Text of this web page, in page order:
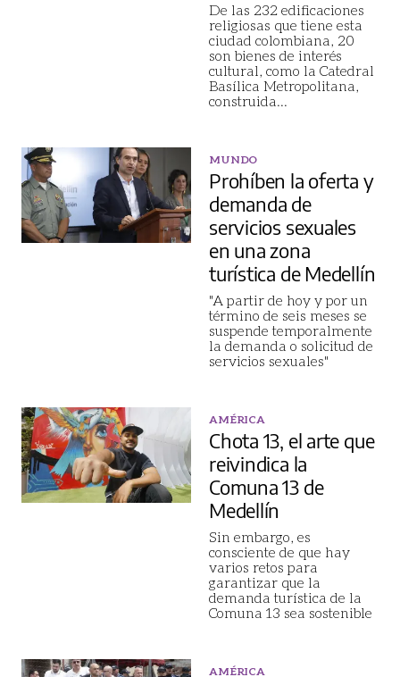
De las 232 edificaciones
religiosas que tiene esta
ciudad colombiana, 20
son bienes de interés
cultural, como la Catedral
Basílica Metropolitana,
construida...
MUNDO
Prohíben la oferta y
demanda de
servicios sexuales
en una zona
turística de Medellín
"A partir de hoy y por un
término de seis meses se
suspende temporalmente
la demanda o solicitud de
servicios sexuales"
AMÉRICA
Chota 13, el arte que
reivindica la
Comuna 13 de
Medellín
Sin embargo, es
consciente de que hay
varios retos para
garantizar que la
demanda turística de la
Comuna 13 sea sostenible
AMÉRICA